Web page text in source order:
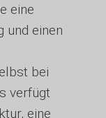
eine
und einen
bei
verfügt
eine